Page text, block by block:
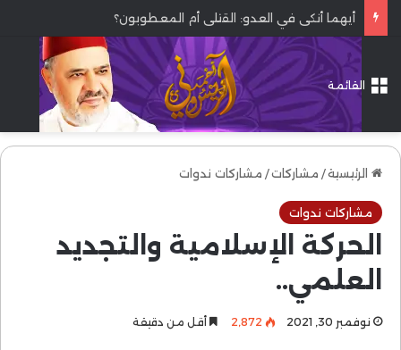
أيهما أنكى في العدو: القتلى أم المعطوبون؟
القائمة
الرئيسية/ مشاركات/ مشاركات ندوات
مشاركات ندوات
الحركة الإسلامية والتجديد
العلمي..
نوفمبر 30, 2021 2٬872 أقل من دقيقة